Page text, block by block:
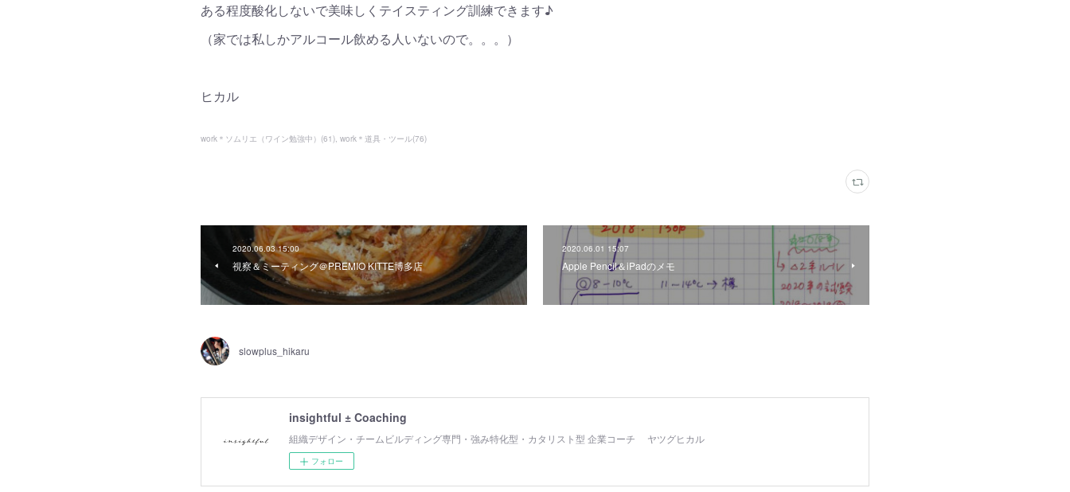
ある程度酸化しないで美味しくテイスティング訓練できます♪
（家では私しかアルコール飲める人いないので。。。）
ヒカル
work＊ソムリエ（ワイン勉強中） (61) work＊道具・ツール(76)
2020.06.03 15:00
視察＆ミーティング＠PREMIO KITTE博多店
2020.06.01 15:07
Apple Pencil＆iPadのメモ
slowplus_hikaru
insightful ± Coaching
組織デザイン・チームビルディング専門・強み特化型・カタリスト型 企業コーチ ヤツグヒカル
フォロー